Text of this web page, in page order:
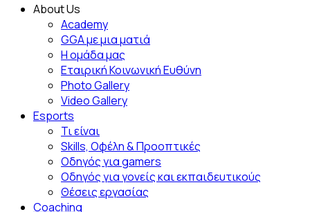
About Us
Academy
GGA με μια ματιά
Η ομάδα μας
Εταιρική Κοινωνική Ευθύνη
Photo Gallery
Video Gallery
Esports
Τι είναι
Skills, Οφέλη & Προοπτικές
Οδηγός για gamers
Οδηγός για γονείς και εκπαιδευτικούς
Θέσεις εργασίας
Coaching